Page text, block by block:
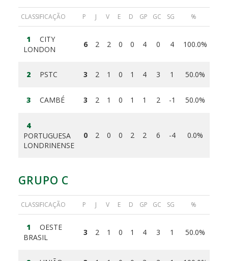
CLASSIFICAÇÃO P J V E D GP GC SG %
1
CITY
LONDON
6 2 2 0 0 4 0 4 100.0%
2 PSTC 3 2 1 0 1 4 3 1 50.0%
3 CAMBÉ 3 2 1 0 1 1 2 -1 50.0%
4
PORTUGUESA
LONDRINENSE
0 2 0 0 2 2 6 -4 0.0%
GRUPO C
CLASSIFICAÇÃO P J V E D GP GC SG %
1
OESTE
BRASIL
3 2 1 0 1 4 3 1 50.0%